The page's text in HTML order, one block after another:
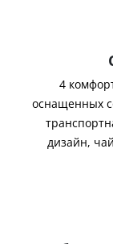
4
оснащенных
дизайн,